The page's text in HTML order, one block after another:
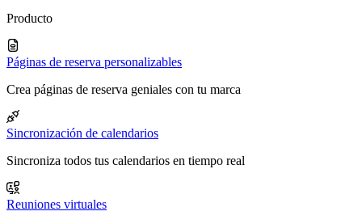
Producto
Páginas de reserva personalizables
Crea páginas de reserva geniales con tu marca
Sincronización de calendarios
Sincroniza todos tus calendarios en tiempo real
Reuniones virtuales